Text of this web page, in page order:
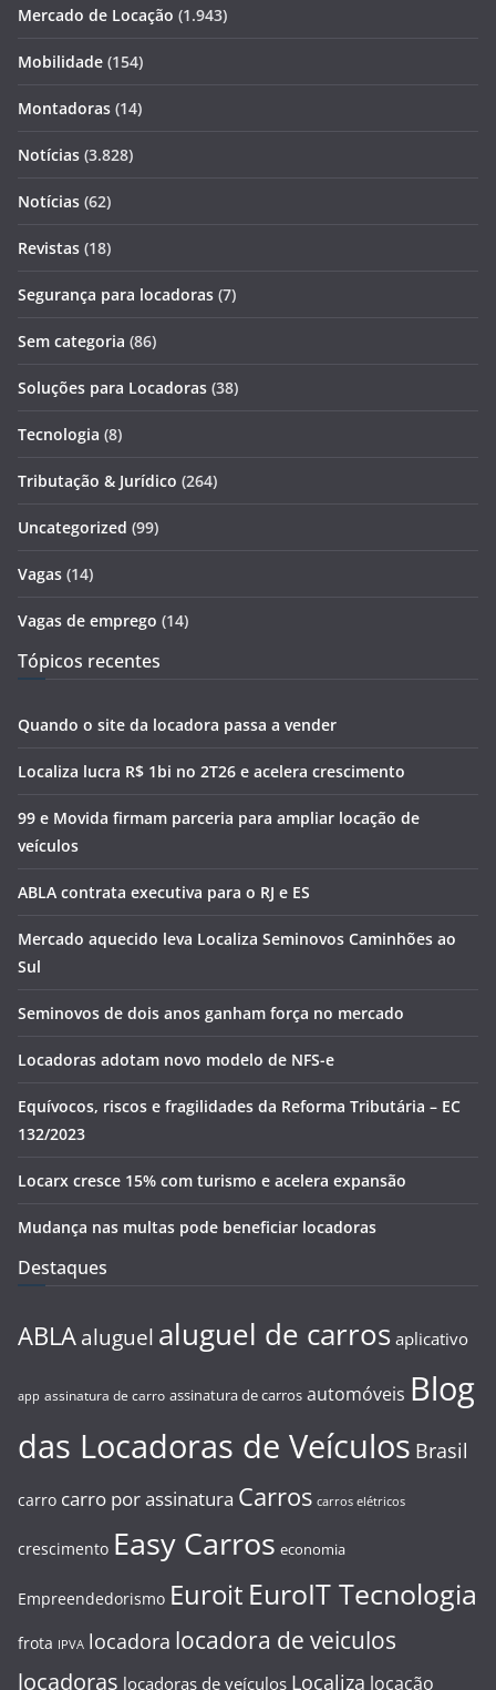
Mercado de Locação (1.943)
Mobilidade (154)
Montadoras (14)
Notícias (3.828)
Notícias (62)
Revistas (18)
Segurança para locadoras (7)
Sem categoria (86)
Soluções para Locadoras (38)
Tecnologia (8)
Tributação & Jurídico (264)
Uncategorized (99)
Vagas (14)
Vagas de emprego (14)
Tópicos recentes
Quando o site da locadora passa a vender
Localiza lucra R$ 1bi no 2T26 e acelera crescimento
99 e Movida firmam parceria para ampliar locação de
veículos
ABLA contrata executiva para o RJ e ES
Mercado aquecido leva Localiza Seminovos Caminhões ao
Sul
Seminovos de dois anos ganham força no mercado
Locadoras adotam novo modelo de NFS-e
Equívocos, riscos e fragilidades da Reforma Tributária – EC
132/2023
Locarx cresce 15% com turismo e acelera expansão
Mudança nas multas pode beneficiar locadoras
Destaques
ABLA aluguel aluguel de carros aplicativo
app assinatura de carro assinatura de carros automóveis Blog
das Locadoras de Veículos Brasil
carro carro por assinatura Carros carros elétricos
crescimento Easy Carros economia
Empreendedorismo Euroit EuroIT Tecnologia
frota IPVA locadora locadora de veiculos
locadoras locadoras de veículos Localiza locação